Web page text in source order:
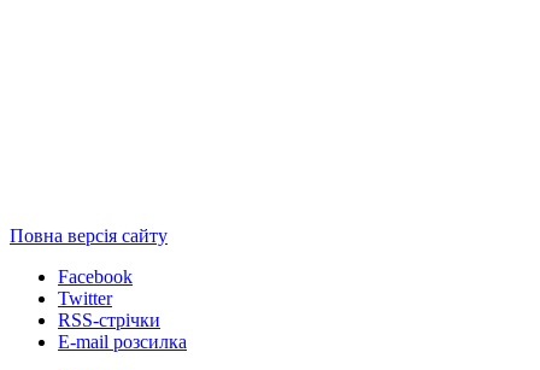
Повна версія сайту
Facebook
Twitter
RSS-стрічки
E-mail розсилка